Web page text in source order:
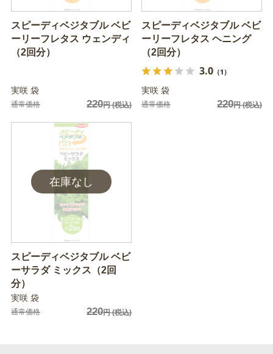
スピーディベジタブル ベビ
ーリーフレタス ウェンディ
（2回分）
実咲 袋
通常価格 220円(税込)
スピーディベジタブル ベビ
ーリーフレタス ヘニング
（2回分）
3.0（1）
実咲 袋
通常価格 220円(税込)
スピーディベジタブル ベビ
ーサラダ ミックス（2回
分）
実咲 袋
通常価格 220円(税込)